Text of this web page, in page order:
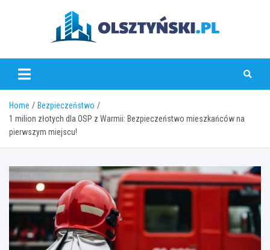
olsztynski.pl
Home
Bezpieczeństwo
1 milion złotych dla OSP z Warmii: Bezpieczeństwo mieszkańców na
pierwszym miejscu!